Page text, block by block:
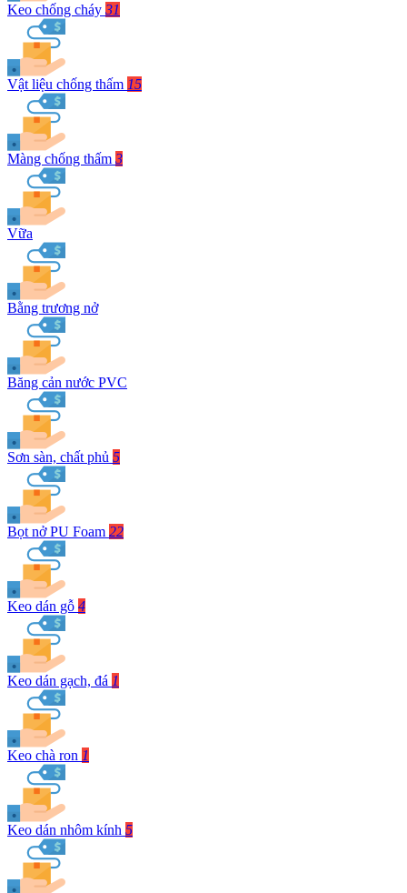
Keo chống cháy 31
Vật liệu chống thấm 15
Màng chống thấm 3
Vữa
Bằng trương nở
Băng cản nước PVC
Sơn sàn, chất phủ 5
Bọt nở PU Foam 22
Keo dán gỗ 4
Keo dán gạch, đá 1
Keo chà ron 1
Keo dán nhôm kính 5